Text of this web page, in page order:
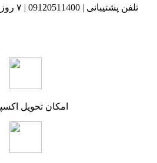
امکان تحویل